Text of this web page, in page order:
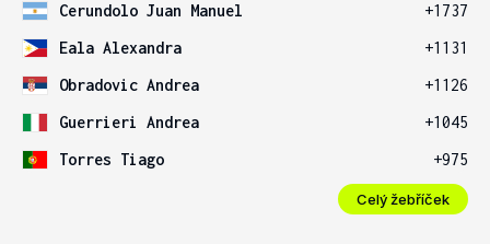
Cerundolo Juan Manuel
+1737
Eala Alexandra
+1131
Obradovic Andrea
+1126
Guerrieri Andrea
+1045
Torres Tiago
+975
Celý žebříček